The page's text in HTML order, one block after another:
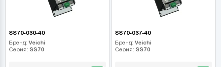
SS70-030-40
Бренд: Veichi
Серия: SS70
SS70-037-40
Бренд: Veichi
Серия: SS70